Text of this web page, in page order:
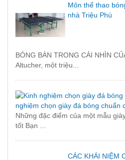
Môn thể thao
nhà Triệu Phú
BÓNG BÀN TRONG CÁI NHÌN
Altucher, một triệu...
nghiệm chọn giày đá bóng chuẩn
Những đặc điểm của một mẫu
tốt Bạn ...
CÁC KHÁI NIỆM